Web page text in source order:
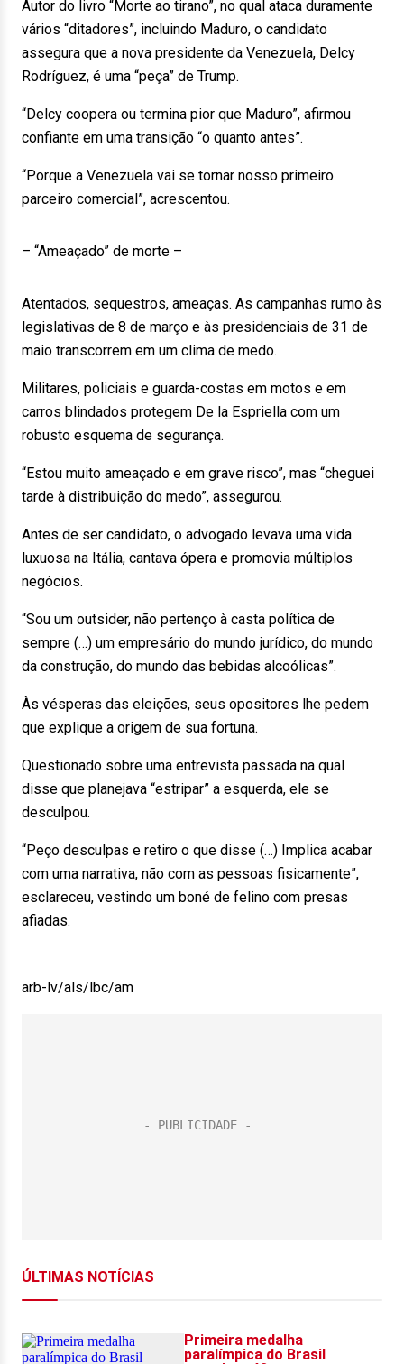
Autor do livro “Morte ao tirano”, no qual ataca duramente
vários “ditadores”, incluindo Maduro, o candidato
assegura que a nova presidente da Venezuela, Delcy
Rodríguez, é uma “peça” de Trump.
“Delcy coopera ou termina pior que Maduro”, afirmou
confiante em uma transição “o quanto antes”.
“Porque a Venezuela vai se tornar nosso primeiro
parceiro comercial”, acrescentou.
– “Ameaçado” de morte –
Atentados, sequestros, ameaças. As campanhas rumo às
legislativas de 8 de março e às presidenciais de 31 de
maio transcorrem em um clima de medo.
Militares, policiais e guarda-costas em motos e em
carros blindados protegem De la Espriella com um
robusto esquema de segurança.
“Estou muito ameaçado e em grave risco”, mas “cheguei
tarde à distribuição do medo”, assegurou.
Antes de ser candidato, o advogado levava uma vida
luxuosa na Itália, cantava ópera e promovia múltiplos
negócios.
“Sou um outsider, não pertenço à casta política de
sempre (…) um empresário do mundo jurídico, do mundo
da construção, do mundo das bebidas alcoólicas”.
Às vésperas das eleições, seus opositores lhe pedem
que explique a origem de sua fortuna.
Questionado sobre uma entrevista passada na qual
disse que planejava “estripar” a esquerda, ele se
desculpou.
“Peço desculpas e retiro o que disse (…) Implica acabar
com uma narrativa, não com as pessoas fisicamente”,
esclareceu, vestindo um boné de felino com presas
afiadas.
arb-lv/als/lbc/am